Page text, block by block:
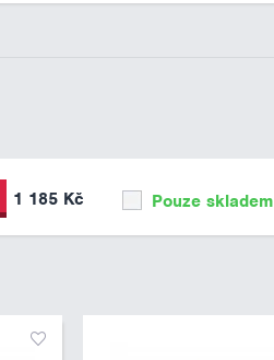
Pouze skladem
1 185 Kč